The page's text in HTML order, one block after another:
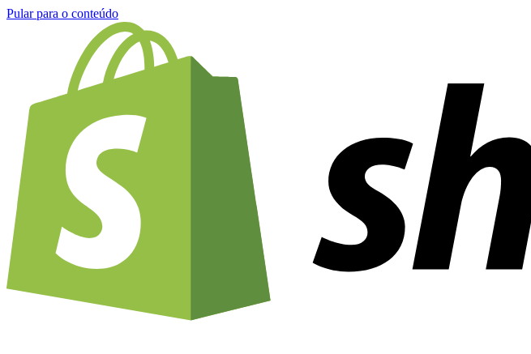
Pular para o conteúdo